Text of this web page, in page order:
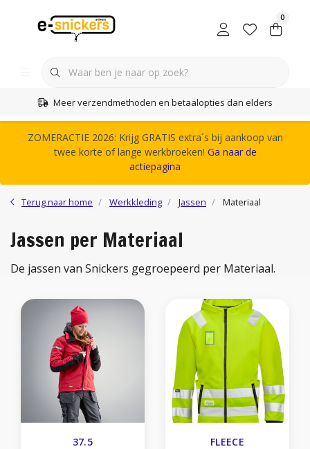
0
Meer verzendmethoden en betaalopties dan elders
ZOMERACTIE 2026: Krijg GRATIS extra´s bij aankoop van
twee korte of lange werkbroeken! Ga naar de
actiepagina
Terug naar home Werkkleding Jassen Materiaal
Jassen per Materiaal
De jassen van Snickers gegroepeerd per Materiaal.
37.5 FLEECE